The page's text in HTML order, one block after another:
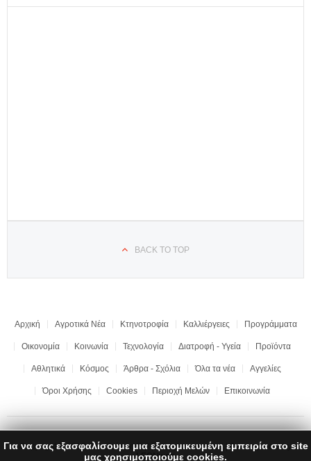
BACK TO TOP
Αρχική Αγροτικά Νέα Κτηνοτροφία Καλλιέργειες Προγράμματα
Οικονομία Κοινωνία Τεχνολογία Διατροφή - Υγεία Προϊόντα
Αθλητικά Κόσμος Άρθρα - Σχόλια Όλα τα νέα Αγγελίες
Όροι Χρήσης Cookies Περιοχή Μελών Επικοινωνία
Copyright © 2017 "Ημαθιώτικη Γη" | All rights reserved | Development by
LEONweb
Για να σας εξασφαλίσουμε μια εξατομικευμένη εμπειρία στο site
μας χρησιμοποιούμε cookies.